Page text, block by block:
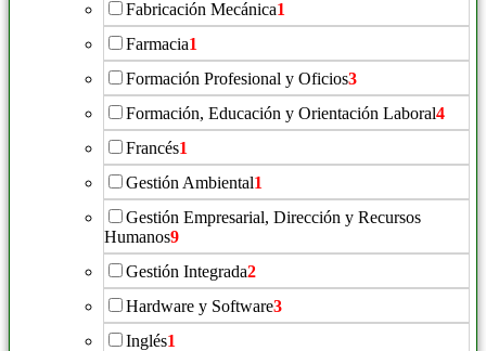
Fabricación Mecánica1
Farmacia1
Formación Profesional y Oficios3
Formación, Educación y Orientación Laboral4
Francés1
Gestión Ambiental1
Gestión Empresarial, Dirección y Recursos
Humanos9
Gestión Integrada2
Hardware y Software3
Inglés1